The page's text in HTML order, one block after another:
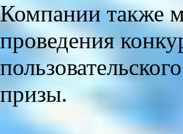
Компании также
проведения
призы.